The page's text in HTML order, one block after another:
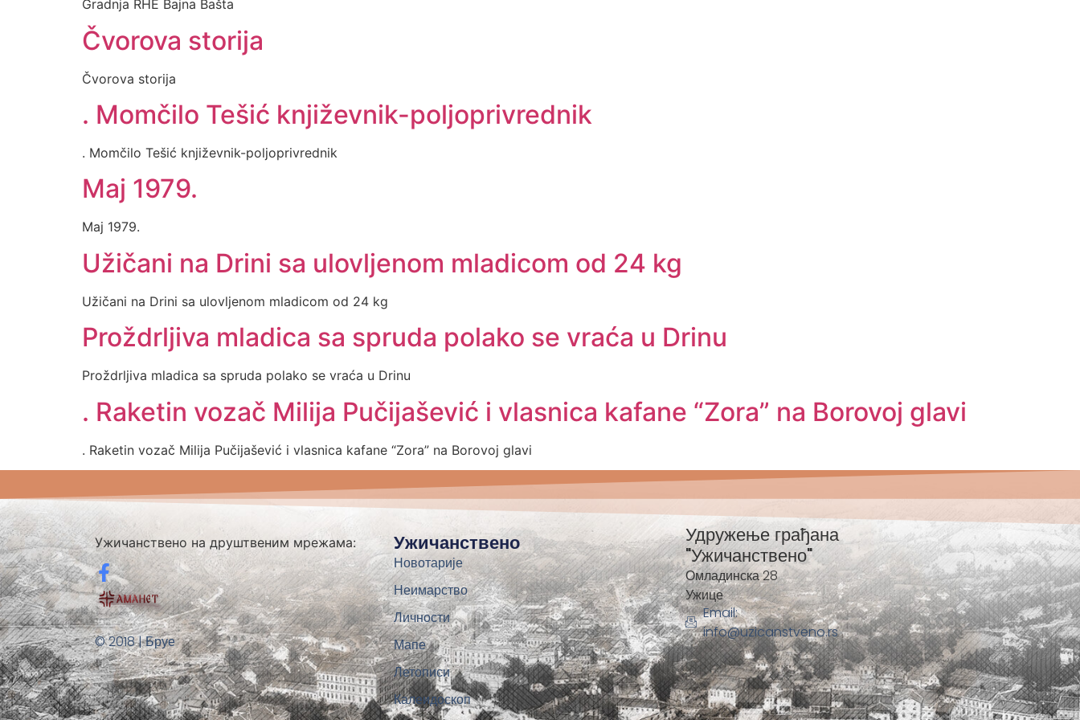
Gradnja RHE Bajna Bašta
Čvorova storija
Čvorova storija
. Momčilo Tešić književnik-poljoprivrednik
. Momčilo Tešić književnik-poljoprivrednik
Maj 1979.
Maj 1979.
Užičani na Drini sa ulovljenom mladicom od 24 kg
Užičani na Drini sa ulovljenom mladicom od 24 kg
Proždrljiva mladica sa spruda polako se vraća u Drinu
Proždrljiva mladica sa spruda polako se vraća u Drinu
. Raketin vozač Milija Pučijašević i vlasnica kafane “Zora” na Borovoj glavi
. Raketin vozač Milija Pučijašević i vlasnica kafane “Zora” na Borovoj glavi
Ужичанствено на друштвеним мрежама:
© 2018 | Бруе
Ужичанствено
Новотарије
Неимарство
Личности
Мапе
Летописи
Калеидоскоп
Удружење грађана
"Ужичанствено"
Омладинска 28
Ужице
Email:
info@uzicanstveno.rs